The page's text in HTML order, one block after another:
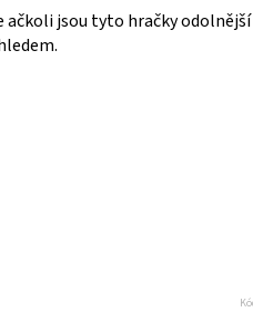
ačkoli jsou tyto hračky